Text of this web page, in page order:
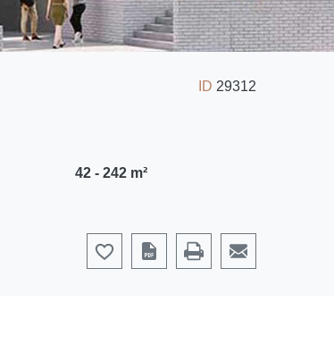
ID 29312
42 - 242 m²